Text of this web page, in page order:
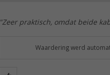
"Zeer praktisch, omdat beide
Waardering werd